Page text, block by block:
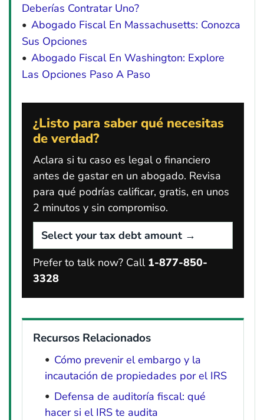
Deberías Contratar Uno?
Abogado Fiscal En Massachusetts: Conozca
Sus Opciones
Abogado Fiscal En Washington: Explore
Las Opciones Paso A Paso
¿Listo para saber qué necesitas
de verdad?
Aclara si tu caso es legal o financiero
antes de gastar en un abogado. Revisa
para qué podrías calificar, gratis, en unos
2 minutos y sin compromiso.
Prefer to talk now? Call 1-877-850-
3328
Recursos Relacionados
Cómo prevenir el embargo y la
incautación de propiedades por el IRS
Defensa de auditoría fiscal: qué
hacer si el IRS te audita